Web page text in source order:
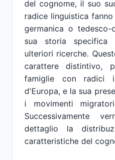
del cognome, il suo
radice linguistica
germanica o tedesco-
sua storia specifica
ulteriori ricerche.
carattere distintivo,
famiglie con radici
d'Europa, e la sua
i movimenti
Successivamente
dettaglio la
caratteristiche del